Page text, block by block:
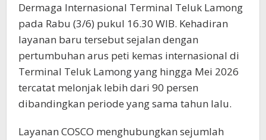
Dermaga Internasional Terminal Teluk Lamong
pada Rabu (3/6) pukul 16.30 WIB. Kehadiran
layanan baru tersebut sejalan dengan
pertumbuhan arus peti kemas internasional di
Terminal Teluk Lamong yang hingga Mei 2026
tercatat melonjak lebih dari 90 persen
dibandingkan periode yang sama tahun lalu.
Layanan COSCO menghubungkan sejumlah